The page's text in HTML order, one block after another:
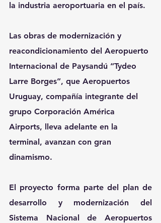
la industria aeroportuaria en el país.
Las obras de modernización y
reacondicionamiento del Aeropuerto
Internacional de Paysandú “Tydeo
Larre Borges”, que Aeropuertos
Uruguay, compañía integrante del
grupo Corporación América
Airports, lleva adelante en la
terminal, avanzan con gran
dinamismo.
El proyecto forma parte del plan de
desarrollo y modernización del
Sistema Nacional de Aeropuertos